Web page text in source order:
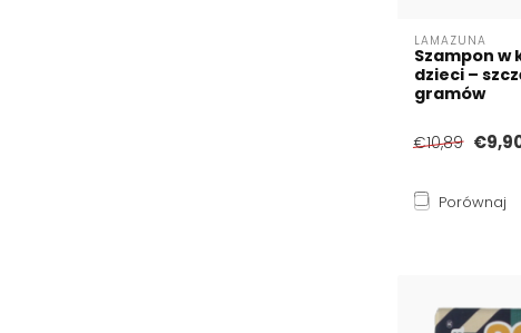
LAMAZUNA
Szampon w
dzieci –
gramów
€10,89
Porównaj